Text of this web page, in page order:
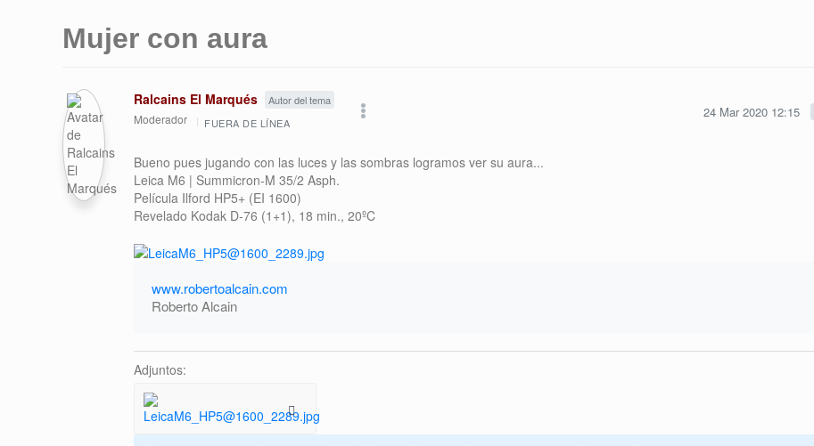
Mujer con aura
24 Mar 2020 12:15
Ralcains El Marqués Autor del tema
Moderador FUERA DE LÍNEA
Bueno pues jugando con las luces y las sombras logramos ver su aura...
Leica M6 | Summicron-M 35/2 Asph.
Película Ilford HP5+ (EI 1600)
Revelado Kodak D-76 (1+1), 18 min., 20ºC
www.robertoalcain.com
Roberto Alcain
Adjuntos: